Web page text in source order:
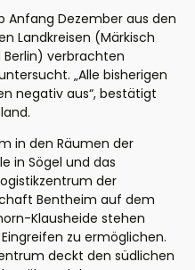
Anfang Dezember aus den
Landkreisen (Märkisch
Berlin) verbrachten
„Alle bisherigen
negativ aus“, bestätigt
in den Räumen der
in Sögel und das
der
Bentheim auf dem
Klausheide stehen
zu ermöglichen.
deckt den südlichen